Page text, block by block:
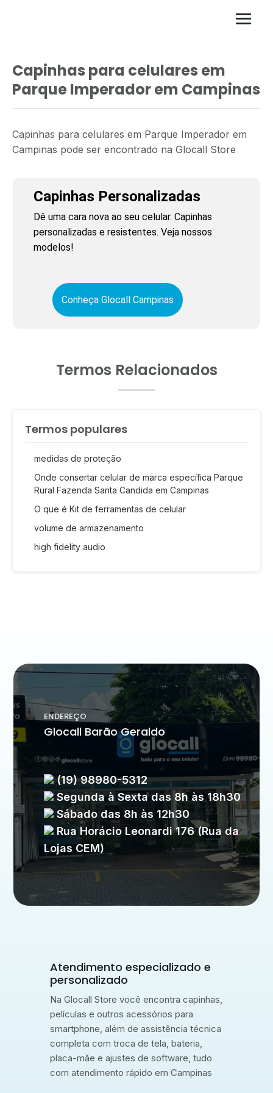
Capinhas para celulares em
Parque Imperador em Campinas
Capinhas para celulares em Parque Imperador em
Campinas pode ser encontrado na Glocall Store
Capinhas Personalizadas
Dê uma cara nova ao seu celular. Capinhas
personalizadas e resistentes. Veja nossos
modelos!
Conheça Glocall Campinas
Termos Relacionados
Termos populares
medidas de proteção
Onde consertar celular de marca específica Parque
Rural Fazenda Santa Candida em Campinas
O que é Kit de ferramentas de celular
volume de armazenamento
high fidelity audio
ENDEREÇO
Glocall Barão Geraldo
(19) 98980-5312
Segunda à Sexta das 8h às 18h30
Sábado das 8h às 12h30
Rua Horácio Leonardi 176 (Rua da
Lojas CEM)
Atendimento especializado e
personalizado
Na Glocall Store você encontra capinhas,
películas e outros acessórios para
smartphone, além de assistência técnica
completa com troca de tela, bateria,
placa-mãe e ajustes de software, tudo
com atendimento rápido em Campinas